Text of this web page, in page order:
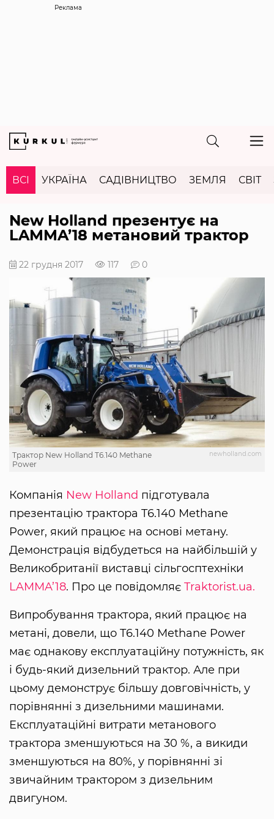
Реклама
ВСІ УКРАЇНА САДІВНИЦТВО ЗЕМЛЯ СВІТ
New Holland презентує на
LAMMA’18 метановий трактор
22 грудня 2017 117 0
newholland.com
Трактор New Holland T6.140 Methane
Power
Компанія New Holland підготувала
презентацію трактора T6.140 Methane
Power, який працює на основі метану.
Демонстрація відбудеться на найбільшій у
Великобританії виставці сільгосптехніки
LAMMA’18. Про це повідомляє Traktorist.ua.
Випробування трактора, який працює на
метані, довели, що T6.140 Methane Power
має однакову експлуатаційну потужність, як
і будь-який дизельний трактор. Але при
цьому демонструє більшу довговічність, у
порівнянні з дизельними машинами.
Експлуатаційні витрати метанового
трактора зменшуються на 30 %, а викиди
зменшуються на 80%, у порівнянні зі
звичайним трактором з дизельним
двигуном.